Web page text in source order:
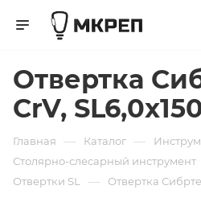
Отвертка
CrV,
Главная — Каталог —
Столярно-слесарный инструмент
Отвертки SL — Отвертка